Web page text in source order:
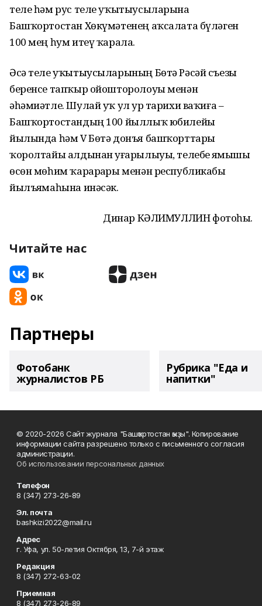
теле һәм рус теле уҡытыусыларына
Башҡортостан Хөкүмәтенең аҡсалата бүләген
100 мең һум итеү ҡарала.
Әсә теле уҡытыусыларының Бөтә Рәсәй съезы
беренсе тапҡыр ойошторолоуы менән
әһәмиәтле. Шулай уҡ ул ҙур тарихи ваҡиға –
Башҡортостандың 100 йыллыҡ юбилейы
йылында һәм V Бөтә донъя башҡорттары
ҡоролтайы алдынан уҙғарылыуы, телебеҙ яҙмышы
өсөн мөһим ҡарарҙары менән республикабыҙ
йылъяҙмаһына инәсәк.
Динар КӘЛИМУЛЛИН фотоһы.
Читайте нас
Партнеры
Фотобанк
журналистов РБ
Рубрика "Еда и
напитки"
© 2020-2026 Сайт журнала "Башҡортостан ҡыҙы". Копирование
информации сайта разрешено только с письменного согласия
администрации.
Об использовании персональных данных
Телефон
8 (347) 273-26-89
Эл. почта
bashkizi2022@mail.ru
Адрес
г. Уфа, ул. 50-летия Октября, 13, 7-й этаж
Редакция
8 (347) 272-63-02
Приемная
8 (347) 273-26-89